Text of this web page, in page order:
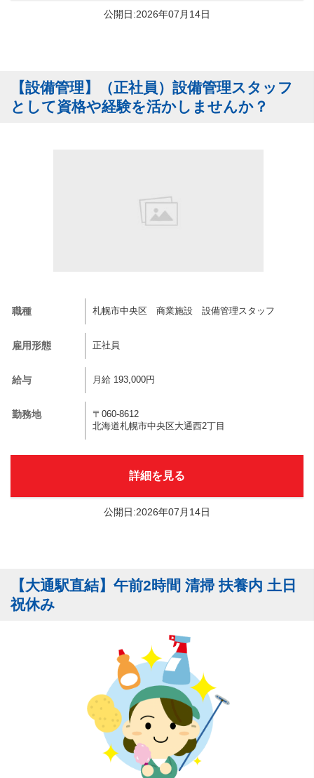
公開日:2026年07月14日
【設備管理】（正社員）設備管理スタッフ
として資格や経験を活かしませんか？
職種 札幌市中央区 商業施設 設備管理スタッフ
雇用形態 正社員
給与 月給 193,000円
勤務地
〒060-8612
北海道札幌市中央区大通西2丁目
詳細を見る
公開日:2026年07月14日
【大通駅直結】午前2時間 清掃 扶養内 土日
祝休み